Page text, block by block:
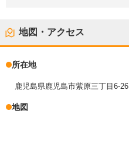
地図・アクセス
所在地
鹿児島県鹿児島市紫原三丁目6-26
地図